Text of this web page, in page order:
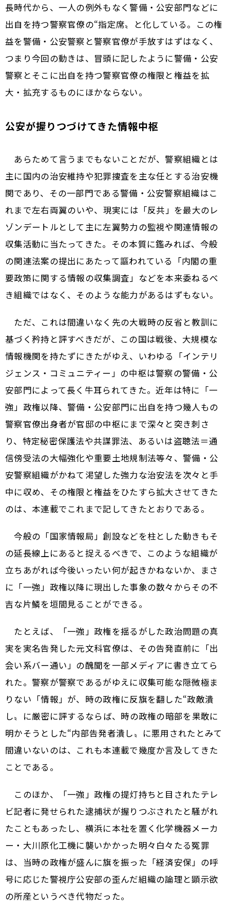
長時代から、一人の例外もなく警備・公安部門などに
出自を持つ警察官僚の“指定席〟と化している。この権
益を警備・公安警察と警察官僚が手放すはずはなく、
つまり今回の動きは、冒頭に記したように警備・公安
警察とそこに出自を持つ警察官僚の権限と権益を拡
大・拡充するものにほかならない。
公安が握りつづけてきた情報中枢
あらためて言うまでもないことだが、警察組織とは
主に国内の治安維持や犯罪捜査を主な任とする治安機
関であり、その一部門である警備・公安警察組織はこ
れまで左右両翼の――いや、現実には「反共」を最大のレ
ゾンデートルとして主に左翼勢力の監視や関連情報の
収集活動に当たってきた。その本質に鑑みれば、今般
の関連法案の提出にあたって謳われている「内閣の重
要政策に関する情報の収集調査」などを本来委ねるべ
き組織ではなく、そのような能力があるはずもない。
ただ、これは間違いなく先の大戦時の反省と教訓に
基づく矜持と評すべきだが、この国は戦後、大規模な
情報機関を持たずにきたがゆえ、いわゆる「インテリ
ジェンス・コミュニティー」の中枢は警察の警備・公
安部門によって長く牛耳られてきた。近年は特に「一
強」政権以降、警備・公安部門に出自を持つ幾人もの
警察官僚出身者が官邸の中枢にまで深々と突き刺さ
り、特定秘密保護法や共謀罪法、あるいは盗聴法＝通
信傍受法の大幅強化や重要土地規制法等々、警備・公
安警察組織がかねて渇望した強力な治安法を次々と手
中に収め、その権限と権益をひたすら拡大させてきた
のは、本連載でこれまで記してきたとおりである。
今般の「国家情報局」創設などを柱とした動きもそ
の延長線上にあると捉えるべきで、このような組織が
立ちあがれば今後いったい何が起きかねないか、まさ
に「一強」政権以降に現出した事象の数々からその不
吉な片鱗を垣間見ることができる。
たとえば、「一強」政権を揺るがした政治問題の真
実を実名告発した元文科官僚は、その告発直前に「出
会い系バー通い」の醜聞を一部メディアに書き立てら
れた。警察が警察であるがゆえに収集可能な隠微極ま
りない「情報」が、時の政権に反旗を翻した“政敵潰
し〟に――厳密に評するならば、時の政権の暗部を果敢に
明かそうとした“内部告発者潰し〟に悪用されたとみて
間違いないのは、これも本連載で幾度か言及してきた
ことである。
このほか、「一強」政権の提灯持ちと目されたテレ
ビ記者に発せられた逮捕状が握りつぶされたと騒がれ
たこともあったし、横浜に本社を置く化学機器メーカ
ー・大川原化工機に襲いかかった明々白々たる冤罪
は、当時の政権が盛んに旗を振った「経済安保」の呼
号に応じた警視庁公安部の歪んだ組織の論理と顕示欲
の所産というべき代物だった。